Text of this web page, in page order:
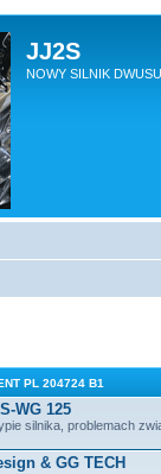
JJ2S
NOWY SILNIK
PL 204724 B1
WG 125
silnika, problemach
& GG TECH